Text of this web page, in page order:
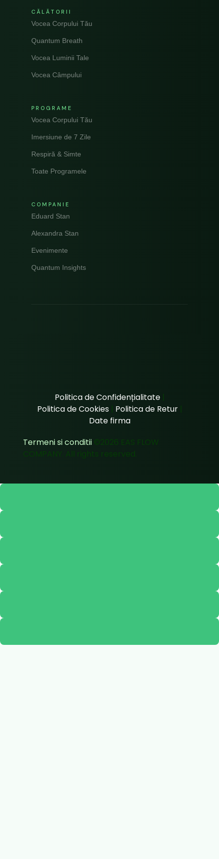
CĂLĂTORII
Vocea Corpului Tău
Quantum Breath
Vocea Luminii Tale
Vocea Câmpului
PROGRAME
Vocea Corpului Tău
Imersiune de 7 Zile
Respiră & Simte
Toate Programele
COMPANIE
Eduard Stan
Alexandra Stan
Evenimente
Quantum Insights
Politica de Confidențialitate|
Politica de Cookies| Politica de Retur|
Date firma
Termeni si conditii©2026 EAS FLOW
COMPANY. All rights reserved.